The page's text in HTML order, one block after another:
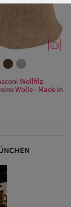
Wollfilz-
Wolle - Made in